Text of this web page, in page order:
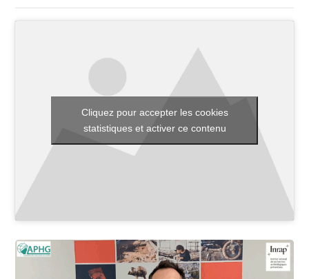
Critique d’ouvrages publiés
Cliquez pour accepter les cookies
statistiques et activer ce contenu